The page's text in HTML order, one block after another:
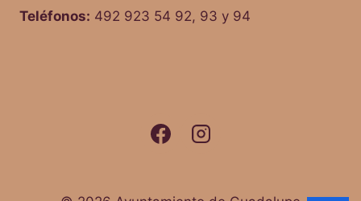
Teléfonos: 492 923 54 92, 93 y 94